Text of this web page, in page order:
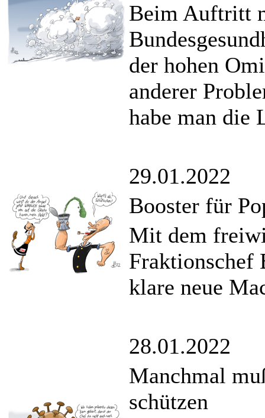
Beim Auftritt
der hohen
anderer
habe man die
29.01.2022
Booster für
Mit dem
Fraktionschef
klare neue
28.01.2022
Manchmal
schützen